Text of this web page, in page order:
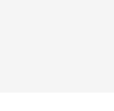
26º Salón Manga